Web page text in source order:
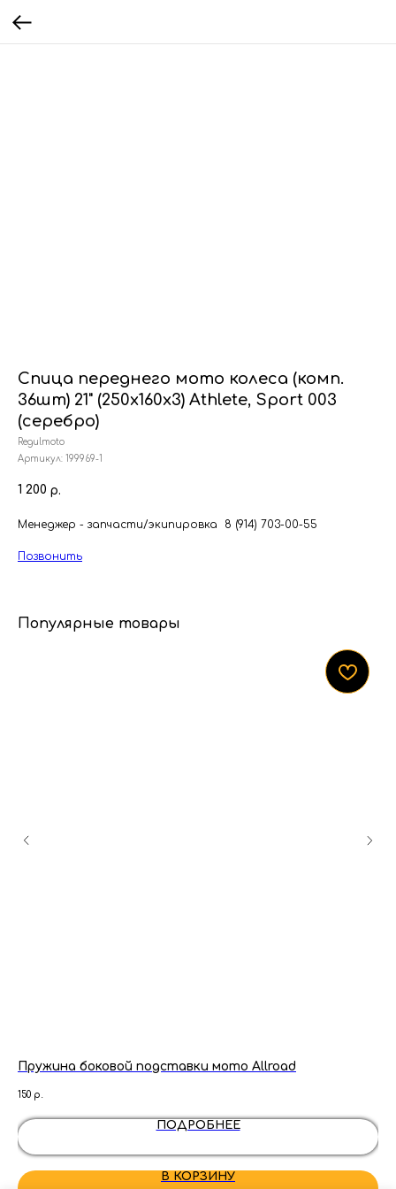
Спица переднего мото колеса (комп.
36шт) 21" (250х160х3) Athlete, Sport 003
(серебро)
Regulmoto
Артикул: 199969-1
1 200 р.
Менеджер - запчасти/экипировка 8 (914) 703-00-55
Позвонить
Популярные товары
Пружина боковой подставки мото Allroad
150 р.
ПОДРОБНЕЕ
В КОРЗИНУ